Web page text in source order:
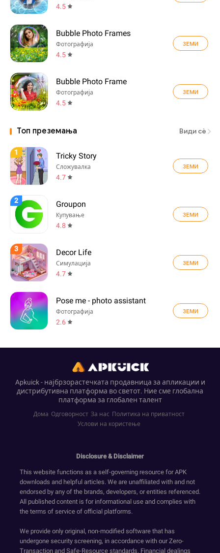
4.5
Bubble Photo Frames
Фотографија
4.5
ЗЕМИ
Bubble Photo Frame
Фотографија
4.5
ЗЕМИ
Топ преземања Види сè
1 Tricky Story
Сложувалка
4.7
ЗЕМИ
2 Groupon
Купување
4.8
ЗЕМИ
3 Decor Life
Симулација
4.7
ЗЕМИ
Pose me - photo assistant
Фотографија
2.6
ЗЕМИ
Apkuick - најбрзорастечката продавница за апликации и
дистрибутивна платформа во светот. Ние сме глобална
платформа за глобален талент
Дома Одговорност За нас Политика на приватност
Услови на користење
Disclosure & Disclaimer
This website functions as a self-governing resource for APK
downloads and helpful articles. We are unaffiliated with and not
endorsed by any of the brands, developers, or entities referenced.
All published content is for informational use and complies with
the terms of service of official platforms.
We provide only original, non-modified software that has
undergone security screening, in accordance with our Zero-
Transaction and Safe-Resource standards. Financial dealings